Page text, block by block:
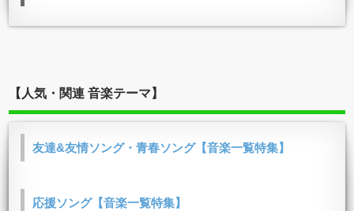
【人気・関連 音楽テーマ】
友達&友情ソング・青春ソング【音楽一覧特集】
応援ソング【音楽一覧特集】